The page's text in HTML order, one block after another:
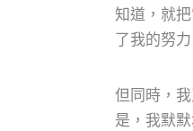
知道，就
了我的努
但同時，
是，我默